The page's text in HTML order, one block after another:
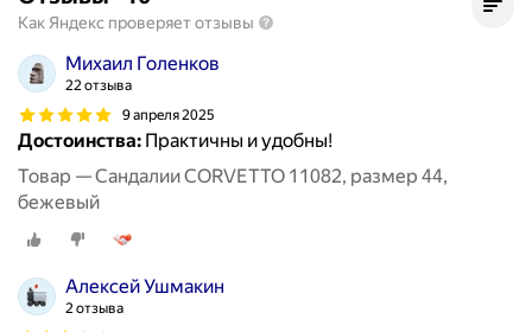
Как Яндекс проверяет отзывы
Михаил Голенков
22 отзыва
9 апреля 2025
Достоинства: Практичны и удобны!
Товар — Сандалии CORVETTO 11082, размер 44,
бежевый
Алексей Ушмакин
2 отзыва